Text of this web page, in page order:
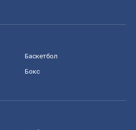
Баскетбол
Бокс